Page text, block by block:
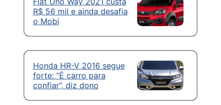
R$ 56 mil e ainda desafia
o Mobi
Honda HR-V 2016 segue
forte: “É carro para
confiar”, diz dono